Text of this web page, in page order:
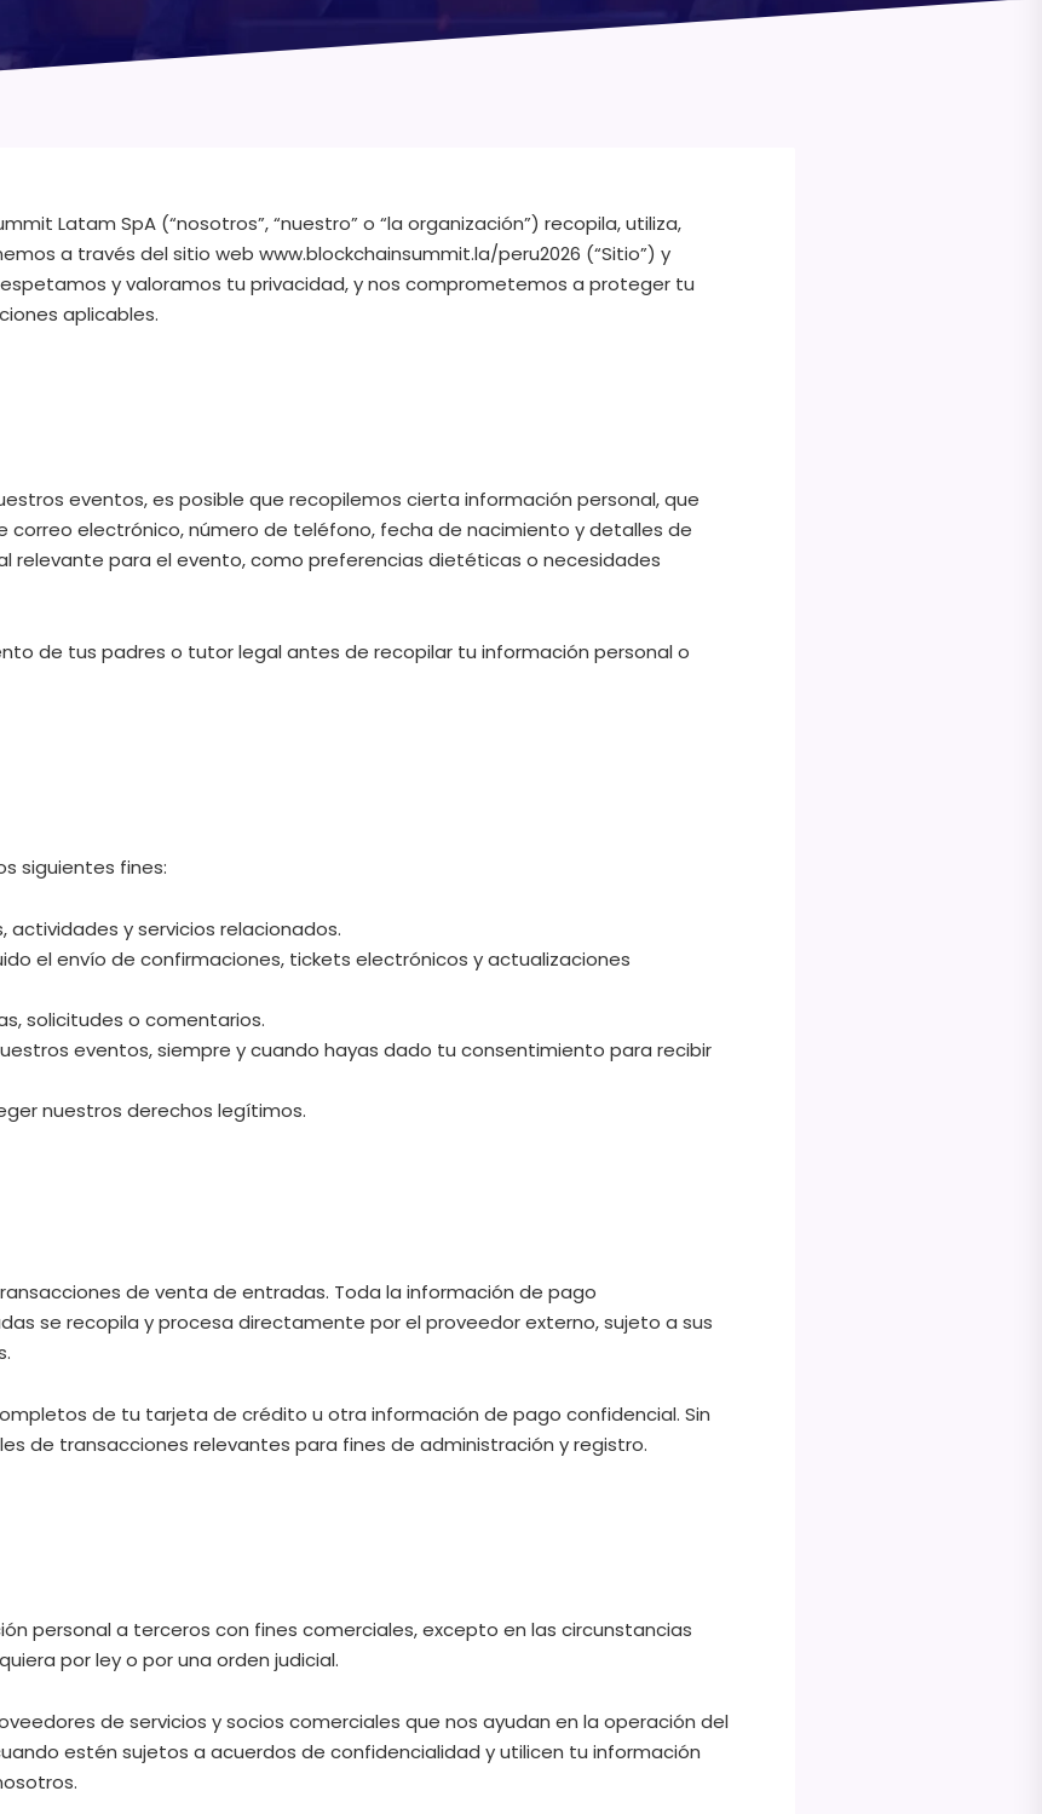
Latam SpA (“nosotros”, “nuestro” o “la organización”) recopila, utiliza,
a través del sitio web www.blockchainsummit.la/peru2026 (“Sitio”) y
y valoramos tu privacidad, y nos comprometemos a proteger tu
aplicables.
eventos, es posible que recopilemos cierta información personal, que
correo electrónico, número de teléfono, fecha de nacimiento y detalles de
relevante para el evento, como preferencias dietéticas o necesidades
de tus padres o tutor legal antes de recopilar tu información personal o
siguientes fines:
y servicios relacionados.
el envío de confirmaciones, tickets electrónicos y actualizaciones
solicitudes o comentarios.
eventos, siempre y cuando hayas dado tu consentimiento para recibir
nuestros derechos legítimos.
de venta de entradas. Toda la información de pago
se recopila y procesa directamente por el proveedor externo, sujeto a sus
de tu tarjeta de crédito u otra información de pago confidencial. Sin
de transacciones relevantes para fines de administración y registro.
personal a terceros con fines comerciales, excepto en las circunstancias
por ley o por una orden judicial.
de servicios y socios comerciales que nos ayudan en la operación del
estén sujetos a acuerdos de confidencialidad y utilicen tu información